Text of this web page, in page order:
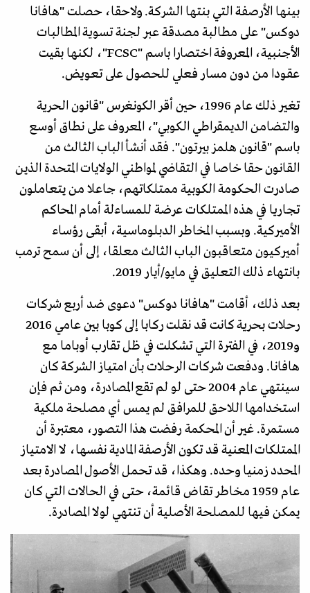
بينها الأرصفة التي بنتها الشركة. ولاحقا، حصلت "هافانا
دوكس" على مطالبة مصدقة عبر لجنة تسوية المطالبات
الأجنبية، المعروفة اختصارا باسم "FCSC"، لكنها بقيت
عقودا من دون مسار فعلي للحصول على تعويض.
تغير ذلك عام 1996، حين أقر الكونغرس "قانون الحرية
والتضامن الديمقراطي الكوبي"، المعروف على نطاق أوسع
باسم "قانون هلمز بيرتون". فقد أنشأ الباب الثالث من
القانون حقا خاصا في التقاضي لمواطني الولايات المتحدة الذين
صادرت الحكومة الكوبية ممتلكاتهم، جاعلا من يتعاملون
تجاريا في هذه الممتلكات عرضة للمساءلة أمام المحاكم
الأميركية. وبسبب المخاطر الدبلوماسية، أبقى رؤساء
أميركيون متعاقبون الباب الثالث معلقا، إلى أن سمح ترمب
بانتهاء ذلك التعليق في مايو/أيار 2019.
بعد ذلك، أقامت "هافانا دوكس" دعوى ضد أربع شركات
رحلات بحرية كانت قد نقلت ركابا إلى كوبا بين عامي 2016
و2019، في الفترة التي تشكلت في ظل تقارب أوباما مع
هافانا. ودفعت شركات الرحلات بأن امتياز الشركة كان
سينتهي عام 2004 حتى لو لم تقع المصادرة، ومن ثم فإن
استخدامها اللاحق للمرافق لم يمس أي مصلحة ملكية
مستمرة. غير أن المحكمة رفضت هذا التصور، معتبرة أن
الممتلكات المعنية قد تكون الأرصفة المادية نفسها، لا الامتياز
المحدد زمنيا وحده. وهكذا، قد تحمل الأصول المصادرة بعد
عام 1959 مخاطر تقاض قائمة، حتى في الحالات التي كان
يمكن فيها للمصلحة الأصلية أن تنتهي لولا المصادرة.